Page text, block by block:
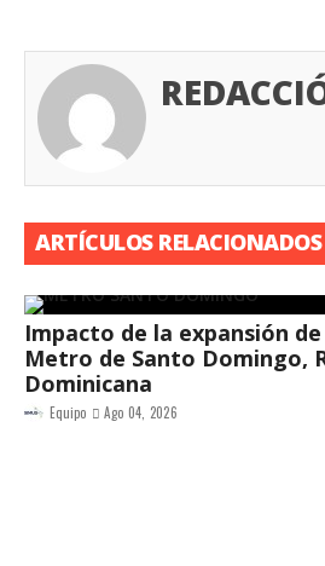
ARTÍCULOS RELACIONADOS
Impacto de la expansión
Metro de Santo Domingo,
Dominicana
Equipo Ago 04, 2026